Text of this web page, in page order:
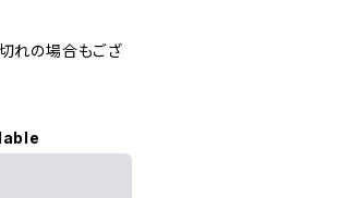
れの場合もござ